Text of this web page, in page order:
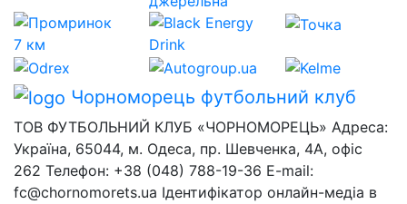
Чорноморець футбольний клуб
ТОВ ФУТБОЛЬНИЙ КЛУБ «ЧОРНОМОРЕЦЬ» Адреса:
Україна, 65044, м. Одеса, пр. Шевченка, 4А, офіс
262 Телефон: +38 (048) 788-19-36 E-mail:
fc@chornomorets.ua Ідентифікатор онлайн-медіа в